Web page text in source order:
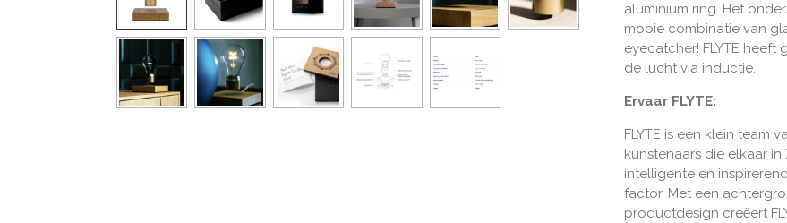
aluminium ring. Het
mooie combinatie van
eyecatcher! FLYTE
de lucht via inductie.
Ervaar FLYTE:
FLYTE is een klein team
kunstenaars die elkaar
intelligente en
factor. Met een
productdesign creëert